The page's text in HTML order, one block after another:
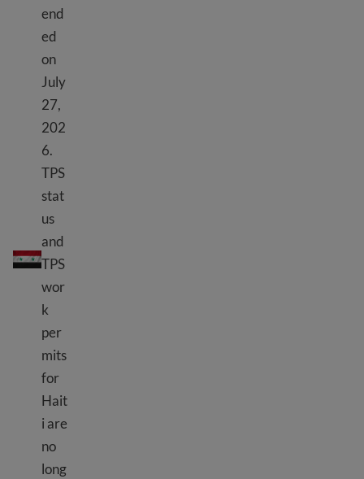
叙利亚 TPS
end
ed
on
July
27,
202
6.
TPS
stat
us
and
TPS
wor
k
per
mits
for
Hait
i are
no
long